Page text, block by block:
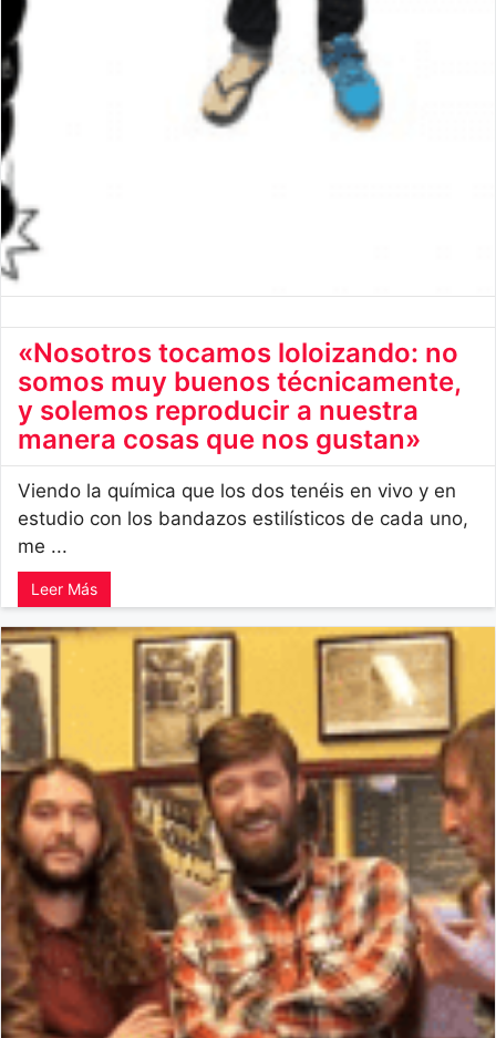
«Nosotros tocamos loloizando: no
somos muy buenos técnicamente,
y solemos reproducir a nuestra
manera cosas que nos gustan»
Viendo la química que los dos tenéis en vivo y en
estudio con los bandazos estilísticos de cada uno,
me ...
Leer Más